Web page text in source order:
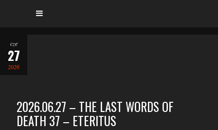
cze
27
2026
2026.06.27 – THE LAST WORDS OF
DEATH 37 – ETERITUS